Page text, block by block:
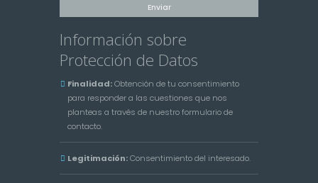
Información sobre
Protección de Datos
Finalidad:Obtención de tu consentimiento
para responder a las cuestiones que nos
planteas a través de nuestro formulario de
contacto.
Legitimación:Consentimiento del interesado.